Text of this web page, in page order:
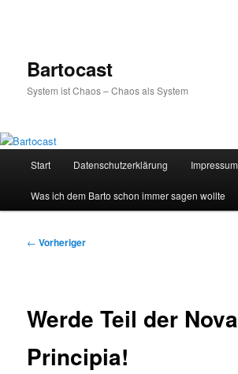
Bartocast
System ist Chaos – Chaos als System
Start Datenschutzerklärung Impressum
Was ich dem Barto schon immer sagen wollte
Beitragsnavigation
← Vorheriger
Werde Teil der Nova
Principia!